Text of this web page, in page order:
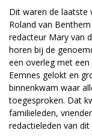
Dit waren de laatste
Roland van
redacteur Mary van
horen bij de
een overleg met
Eemnes gelokt en
binnenkwam waar
toegesproken. Dat
familieleden,
redactieleden van